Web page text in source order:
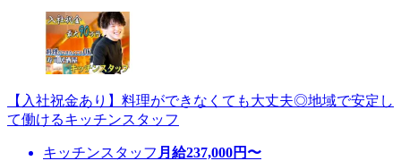
【入社祝金あり】料理ができなくても大丈夫◎地域で安定し
て働けるキッチンスタッフ
キッチンスタッフ 月給237,000円〜